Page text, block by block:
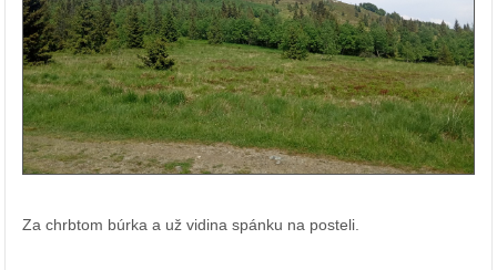
Za chrbtom búrka a už vidina spánku na posteli.